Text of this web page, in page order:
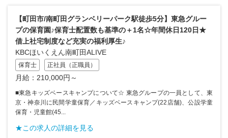
【町田市/南町田グランベリーパーク駅徒歩5分】東急グルー
プの保育園♪保育士配置数も基準の＋1名☆年間休日120日★
借上社宅制度など充実の福利厚生♪
KBCほいくえん南町田ALIVE
保育士 正社員（正職員）
月給：210,000円～
■東急キッズベースキャンプについて☆ 東急グループの一員として、東
京・神奈川に民間学童保育／キッズベースキャンプ(22店舗)、公設学童
保育・児童館(45...
★この求人の詳細を見る